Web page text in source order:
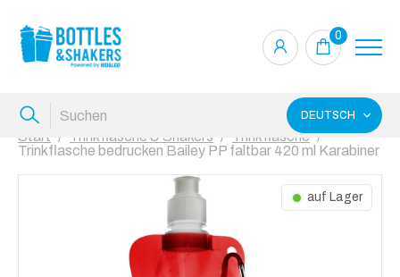
0
DEUTSCH
Start Trinkflasche & Shakers
Trinkflasche
Trinkflasche bedrucken Bailey PP faltbar 420 ml Karabiner
auf Lager